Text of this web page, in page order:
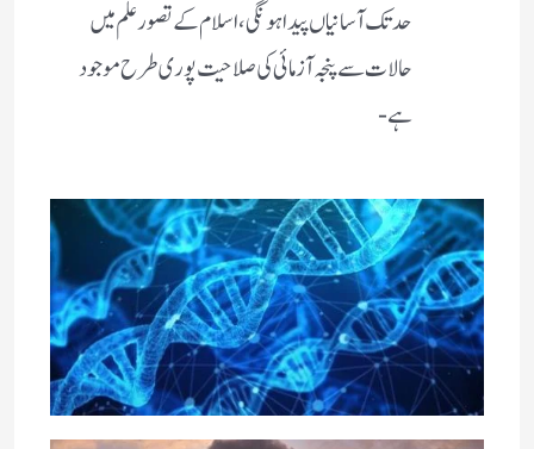
حدتک آسانیاں پیدا ہونگی، اسلام کے تصور علم میں
حالات سے پنجہ آزمائی کی صلاحیت پوری طرح موجود
ہے-